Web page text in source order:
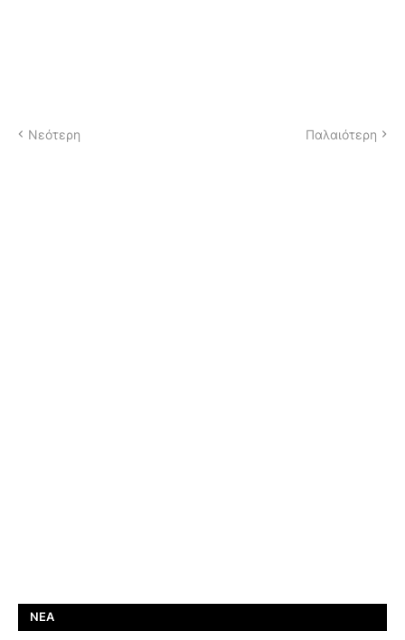
Νεότερη Παλαιότερη
ΝΈΑ